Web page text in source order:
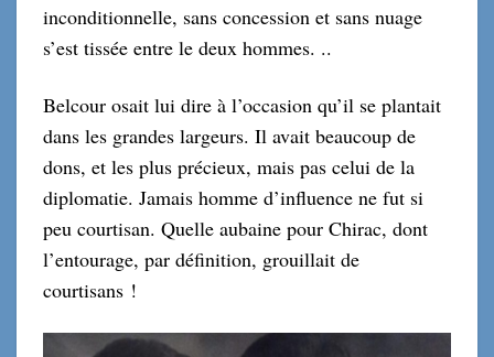
inconditionnelle, sans concession et sans nuage
s’est tissée entre le deux hommes. ..
Belcour osait lui dire à l’occasion qu’il se plantait
dans les grandes largeurs. Il avait beaucoup de
dons, et les plus précieux, mais pas celui de la
diplomatie. Jamais homme d’influence ne fut si
peu courtisan. Quelle aubaine pour Chirac, dont
l’entourage, par définition, grouillait de
courtisans !